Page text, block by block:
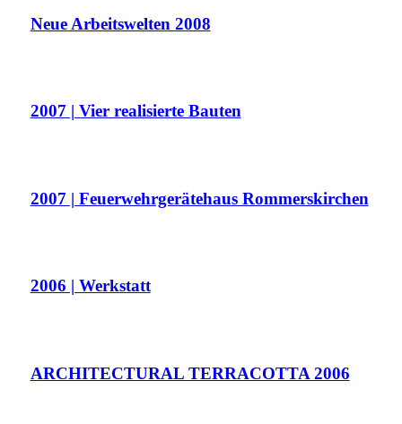
Neue Arbeitswelten 2008
2007 | Vier realisierte Bauten
2007 | Feuerwehrgerätehaus Rommerskirchen
2006 | Werkstatt
ARCHITECTURAL TERRACOTTA 2006